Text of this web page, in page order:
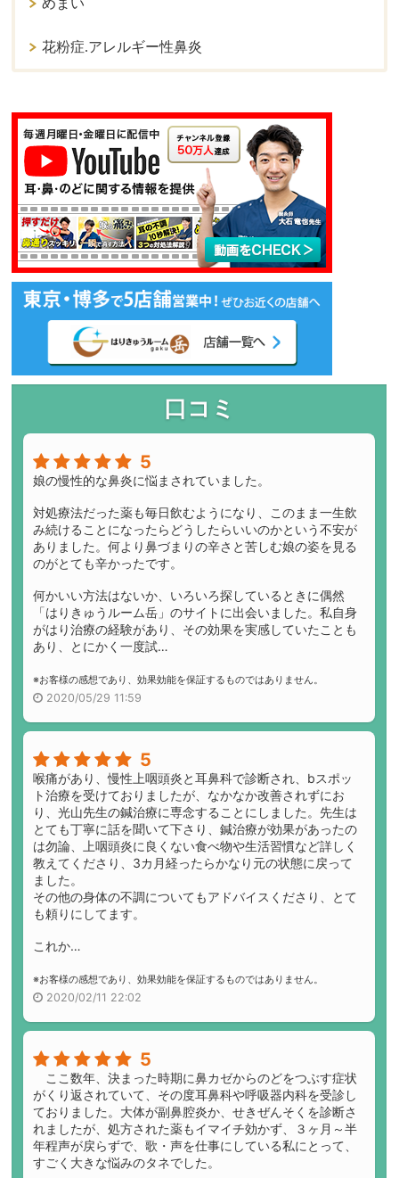
めまい
花粉症.アレルギー性鼻炎